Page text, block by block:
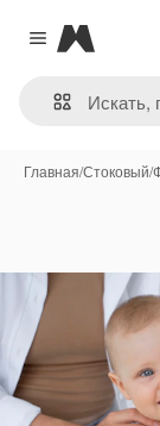
Close menu
Magnific
Главная/Стоковый/